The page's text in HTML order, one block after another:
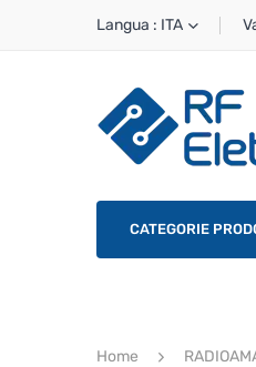
Langua : ITA
CATEGORIE
Home